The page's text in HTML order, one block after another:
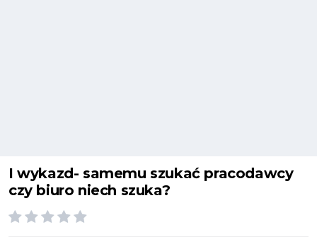
I wykazd- samemu szukać pracodawcy
czy biuro niech szuka?